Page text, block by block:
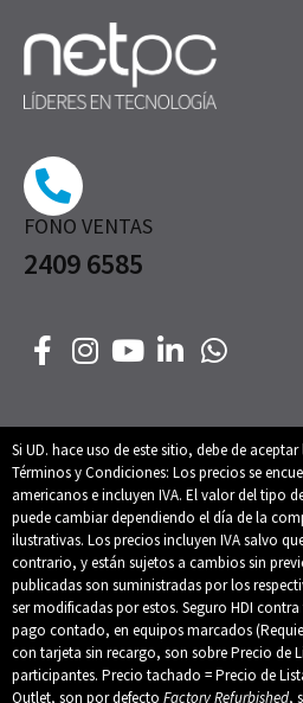
FONO VENTAS
2409 6585
Si UD. hace uso de este sitio, debe de aceptar
Términos y Condiciones: Los precios se
americanos e incluyen IVA. El valor del tipo
puede cambiar dependiendo el día de la
ilustrativas. Los precios incluyen IVA salvo
contrario, y están sujetos a cambios sin
publicadas son suministradas por los
ser modificadas por estos. Seguro HDI
pago contado, en equipos marcados
con tarjeta sin recargo, son sobre Precio de
participantes. Precio tachado = Precio de
Outlet, son por defecto Factory Refurbished,